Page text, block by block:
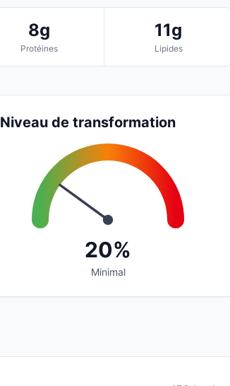
8g
Protéines
11g
Lipides
Niveau de transformation
20%
Minimal